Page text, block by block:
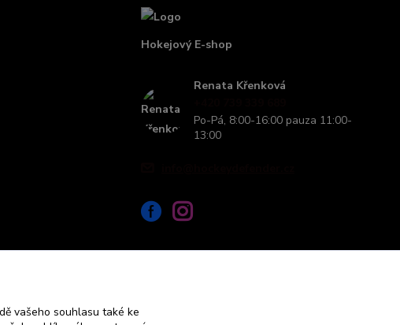
Hokejový E-shop
Renata Křenková
Po-Pá, 8:00-16:00 pauza 11:00-
13:00
vašeho souhlasu také ke